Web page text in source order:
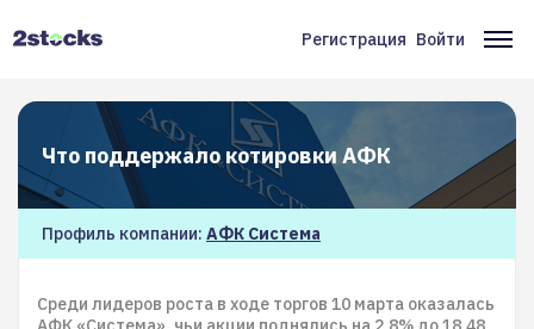
Меню
учётной
записи
пользователя
Регистрация Войти
Что поддержало котировки АФК
Профиль компании: АФК Система
Среди лидеров роста в ходе торгов 10 марта оказалась